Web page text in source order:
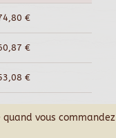
€
€
€
vous